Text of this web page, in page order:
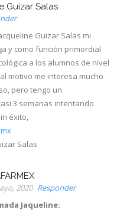
Guizar Salas
Guizar Salas mi
y como función primordial
a los alumnos de nivel
motivo me interesa mucho
pero tengo un
3 semanas intentando
éxito,
Salas
2020 Responder
Jaqueline: